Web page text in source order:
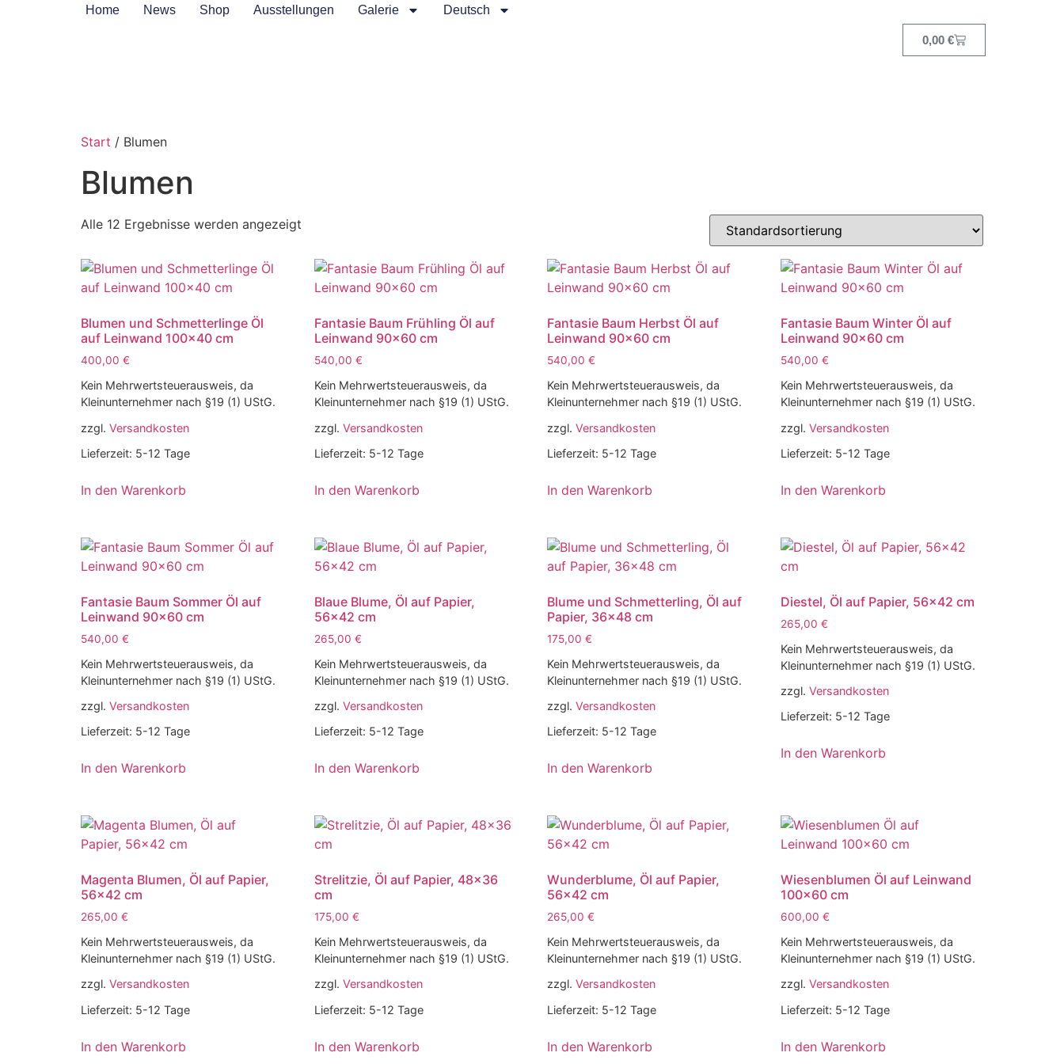
Home News Shop Ausstellungen Galerie Deutsch
0,00€
Start / Blumen
Blumen
Alle 12 Ergebnisse werden angezeigt
Blumen und Schmetterlinge Öl
auf Leinwand 100×40 cm
400,00 €
Kein Mehrwertsteuerausweis, da
Kleinunternehmer nach §19 (1) UStG.
zzgl. Versandkosten
Lieferzeit: 5-12 Tage
In den Warenkorb
Fantasie Baum Frühling Öl auf
Leinwand 90×60 cm
540,00 €
Kein Mehrwertsteuerausweis, da
Kleinunternehmer nach §19 (1) UStG.
zzgl. Versandkosten
Lieferzeit: 5-12 Tage
In den Warenkorb
Fantasie Baum Herbst Öl auf
Leinwand 90×60 cm
540,00€
Kein Mehrwertsteuerausweis, da
Kleinunternehmer nach §19 (1) UStG.
zzgl.Versandkosten
Lieferzeit: 5-12 Tage
In den Warenkorb
Fantasie Baum Winter Öl auf
Leinwand 90×60 cm
540,00€
Kein Mehrwertsteuerausweis, da
Kleinunternehmer nach §19 (1) UStG.
zzgl.Versandkosten
Lieferzeit: 5-12 Tage
In den Warenkorb
Fantasie Baum Sommer Öl auf
Leinwand 90×60 cm
540,00 €
Kein Mehrwertsteuerausweis, da
Kleinunternehmer nach §19 (1) UStG.
zzgl. Versandkosten
Lieferzeit: 5-12 Tage
In den Warenkorb
Blaue Blume, Öl auf Papier,
56×42 cm
265,00 €
Kein Mehrwertsteuerausweis, da
Kleinunternehmer nach §19 (1) UStG.
zzgl. Versandkosten
Lieferzeit: 5-12 Tage
In den Warenkorb
Blume und Schmetterling, Öl auf
Papier, 36×48 cm
175,00€
Kein Mehrwertsteuerausweis, da
Kleinunternehmer nach §19 (1) UStG.
zzgl.Versandkosten
Lieferzeit: 5-12 Tage
In den Warenkorb
Diestel, Öl auf Papier, 56×42 cm
265,00€
Kein Mehrwertsteuerausweis, da
Kleinunternehmer nach §19 (1) UStG.
zzgl.Versandkosten
Lieferzeit: 5-12 Tage
In den Warenkorb
Magenta Blumen, Öl auf Papier,
56×42 cm
265,00 €
Kein Mehrwertsteuerausweis, da
Kleinunternehmer nach §19 (1) UStG.
zzgl. Versandkosten
Lieferzeit: 5-12 Tage
In den Warenkorb
Strelitzie, Öl auf Papier, 48×36
cm
175,00 €
Kein Mehrwertsteuerausweis, da
Kleinunternehmer nach §19 (1) UStG.
zzgl. Versandkosten
Lieferzeit: 5-12 Tage
In den Warenkorb
Wunderblume, Öl auf Papier,
56×42 cm
265,00€
Kein Mehrwertsteuerausweis, da
Kleinunternehmer nach §19 (1) UStG.
zzgl.Versandkosten
Lieferzeit: 5-12 Tage
In den Warenkorb
Wiesenblumen Öl auf Leinwand
100×60 cm
600,00€
Kein Mehrwertsteuerausweis, da
Kleinunternehmer nach §19 (1) UStG.
zzgl.Versandkosten
Lieferzeit: 5-12 Tage
In den Warenkorb